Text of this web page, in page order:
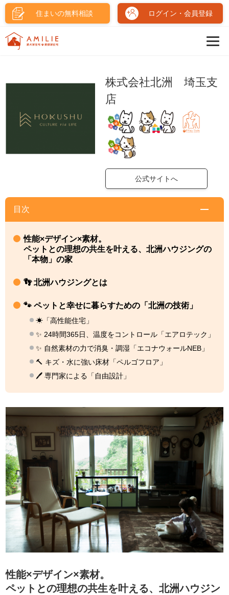
住まいの無料相談 ログイン・会員登録
株式会社北洲 埼玉支
店
公式サイトへ
目次
性能×デザイン×素材。
ペットとの理想の共生を叶える、北洲ハウジングの
「本物」の家
👣 北洲ハウジングとは
🐾 ペットと幸せに暮らすための「北洲の技術」
☀「高性能住宅」
✨ 24時間365日、温度をコントロール「エアロテック」
✨ 自然素材の力で消臭・調湿「エコナウォールNEB」
🔨 キズ・水に強い床材「ペルゴフロア」
🖊 専門家による「自由設計」
性能×デザイン×素材。
ペットとの理想の共生を叶える、北洲ハウジン